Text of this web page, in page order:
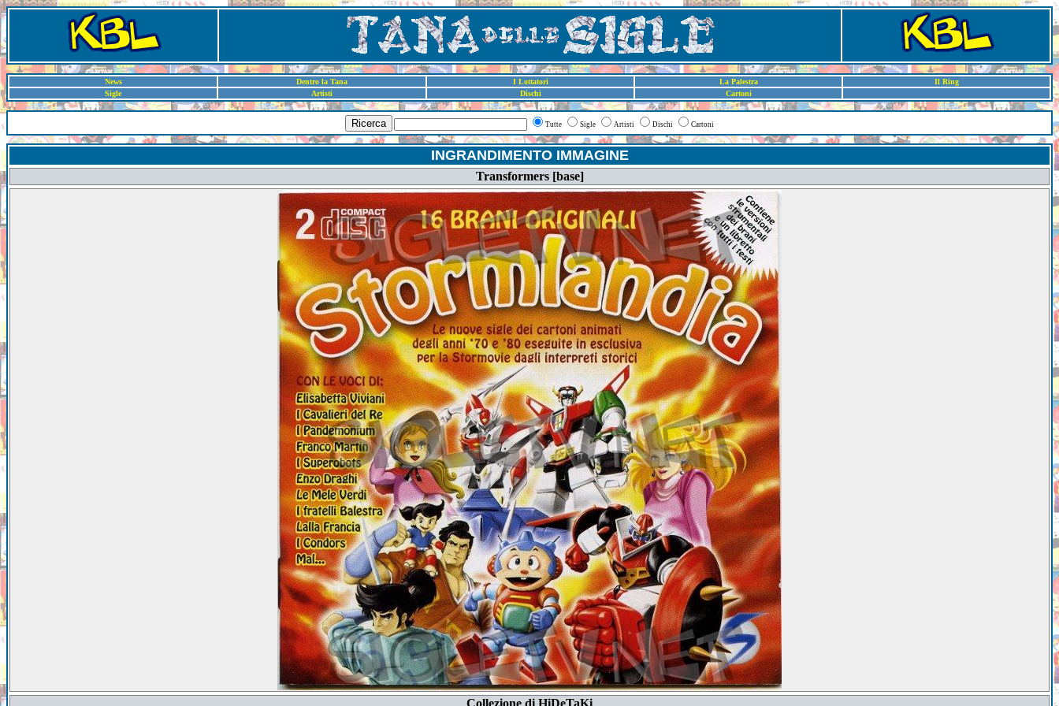
News Dentro la Tana I Lottatori La Palestra
Il Ring
Sigle
Artisti Dischi Cartoni
Ricerca Tutte Sigle Artisti Dischi Cartoni
INGRANDIMENTO IMMAGINE
Transformers [base]
Collezione di HiDeTaKi